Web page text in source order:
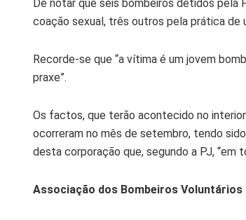
De notar que seis bombeiros detidos pela
coação sexual, três outros pela prática de
Recorde-se que “a vítima é um jovem
praxe”.
Os factos, que terão acontecido no
ocorreram no mês de setembro, tendo
desta corporação que, segundo a PJ, “em
Associação dos Bombeiros